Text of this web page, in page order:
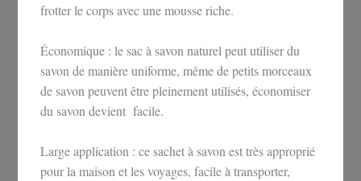
frotter le corps avec une mousse riche.
Économique : le sac à savon naturel peut utiliser du
savon de manière uniforme, même de petits morceaux
de savon peuvent être pleinement utilisés, économiser
du savon devient facile.
Large application : ce sachet à savon est très approprié
pour la maison et les voyages, facile à transporter,